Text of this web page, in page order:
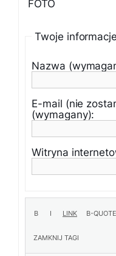
FOTO
Twoje
Nazwa
E-mail (nie
(wymagany):
Witryna